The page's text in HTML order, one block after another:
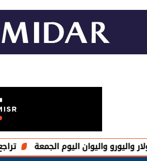
تراجع مفاجئ اليوم الجمعة